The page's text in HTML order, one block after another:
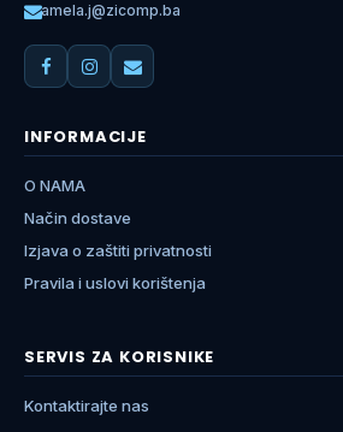
amela.j@zicomp.ba
INFORMACIJE
O NAMA
Način dostave
Izjava o zaštiti privatnosti
Pravila i uslovi korištenja
SERVIS ZA KORISNIKE
Kontaktirajte nas